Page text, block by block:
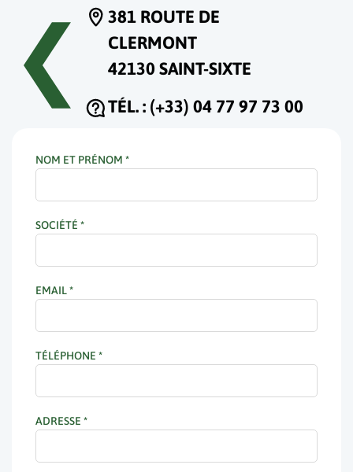
381 ROUTE DE
CLERMONT
42130 SAINT-SIXTE
TÉL. : (+33) 04 77 97 73 00
N
u
c
t
c
t
e
NOM ET PRÉNOM *
SOCIÉTÉ *
EMAIL*
TÉLÉPHONE *
ADRESSE *
d